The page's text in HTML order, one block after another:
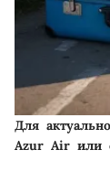
Для
Azur Air или